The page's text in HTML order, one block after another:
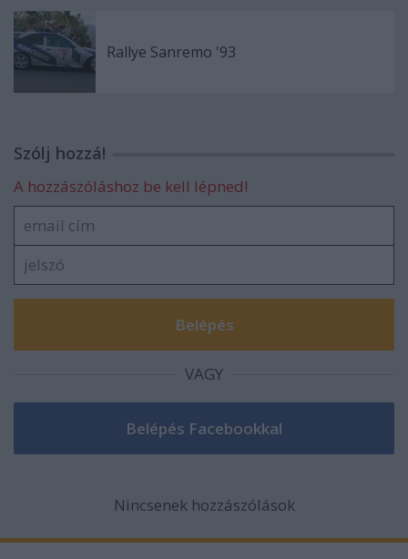
Rallye Sanremo '93
Szólj hozzá!
A hozzászóláshoz be kell lépned!
VAGY
Nincsenek hozzászólások